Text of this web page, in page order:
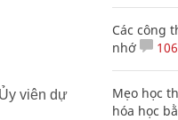
viên dự
Các công
nhớ
106
Mẹo học
hóa học